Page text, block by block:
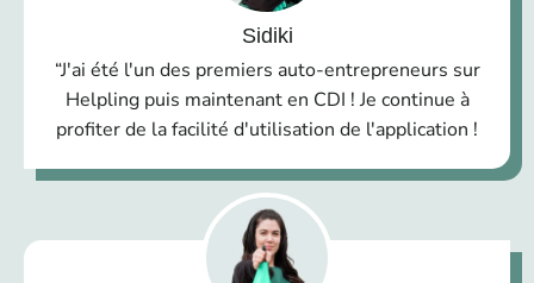
Sidiki
“J'ai été l'un des premiers auto-entrepreneurs sur
Helpling puis maintenant en CDI ! Je continue à
profiter de la facilité d'utilisation de l'application !